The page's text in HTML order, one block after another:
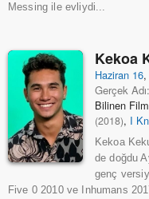
Messing ile evliydi...
Kekoa
Haziran 16,
Gerçek
Bilinen
(2018), I
Kekoa
de doğdu
genç
Five 0 2010 ve Inhumans